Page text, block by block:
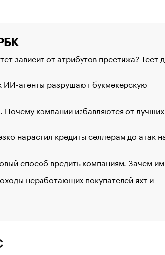
зависит от атрибутов престижа? Тест
ИИ-агенты разрушают букмекерскую
компании избавляются от лучших
нарастил кредиты селлерам до атак
способ вредить компаниям. Зачем
неработающих покупателей яхт и